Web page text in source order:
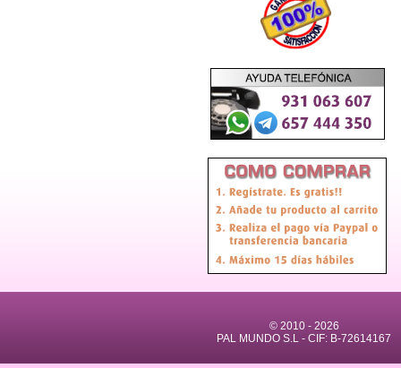
© 2010 -2026
PAL MUNDO S.L - CIF: B-72614167